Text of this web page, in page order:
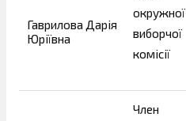
Гаврилова Дарія
Юріївна
окружної
виборчої
комісії
Член